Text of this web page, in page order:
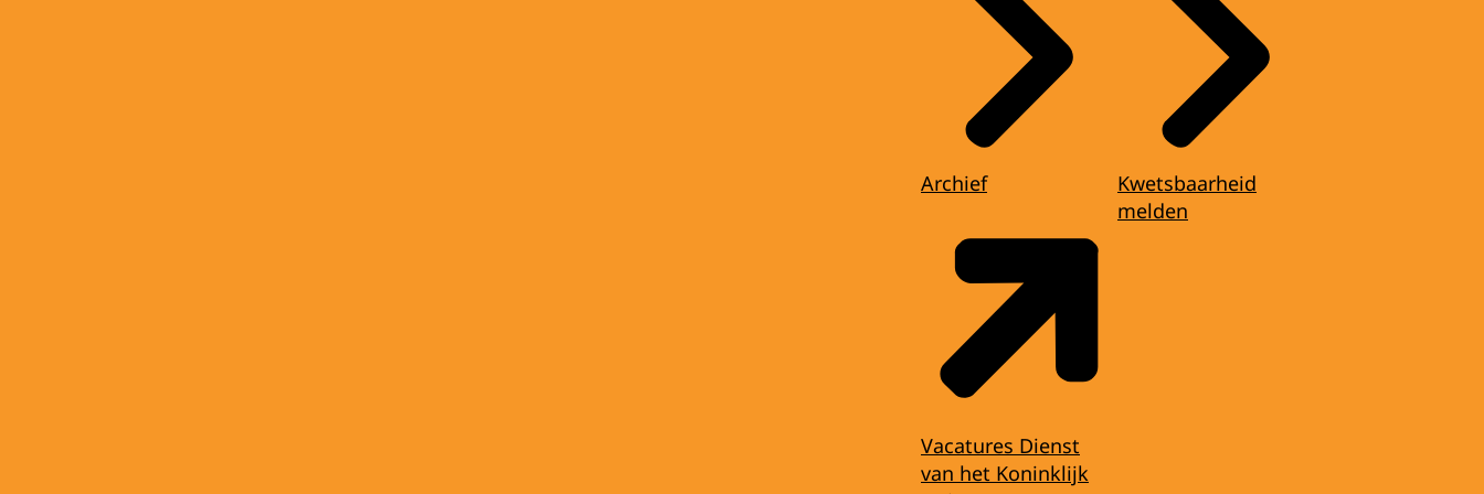
Archief
Vacatures Dienst
van het Koninklijk
Kwetsbaarheid
melden